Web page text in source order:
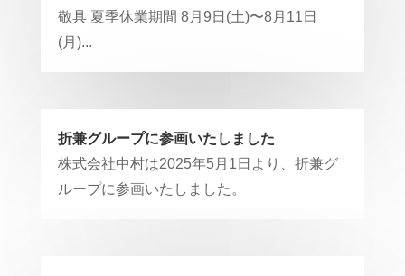
敬具 夏季休業期間 8月9日(土)〜8月11日
(月)...
折兼グループに参画いたしました
株式会社中村は2025年5月1日より、折兼グ
ループに参画いたしました。